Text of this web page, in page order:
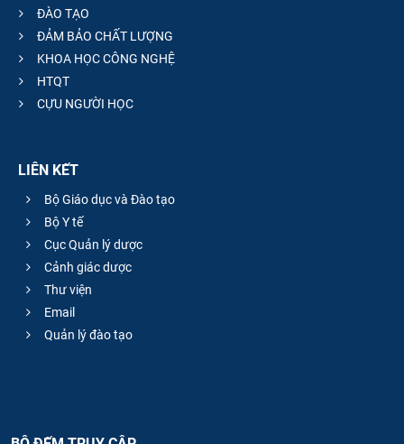
ĐÀO TẠO
ĐẢM BẢO CHẤT LƯỢNG
KHOA HỌC CÔNG NGHỆ
HTQT
CỰU NGƯỜI HỌC
LIÊN KẾT
Bộ Giáo dục và Đào tạo
Bộ Y tế
Cục Quản lý dược
Cảnh giác dược
Thư viện
Email
Quản lý đào tạo